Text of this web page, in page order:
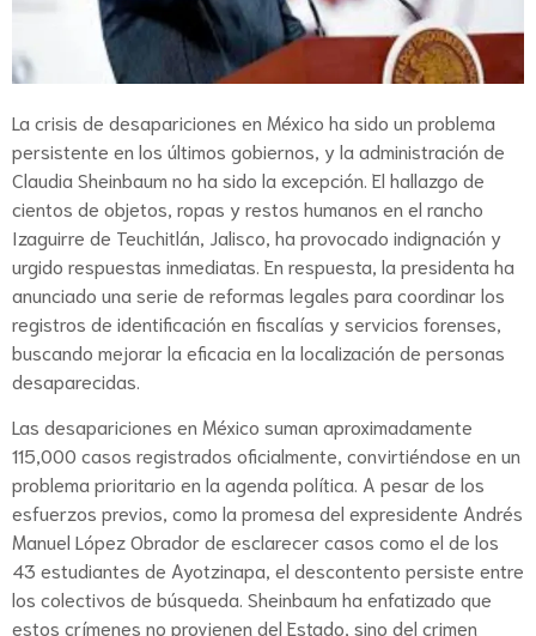
La crisis de desapariciones en México ha sido un problema
persistente en los últimos gobiernos, y la administración de
Claudia Sheinbaum no ha sido la excepción. El hallazgo de
cientos de objetos, ropas y restos humanos en el rancho
Izaguirre de Teuchitlán, Jalisco, ha provocado indignación y
urgido respuestas inmediatas. En respuesta, la presidenta ha
anunciado una serie de reformas legales para coordinar los
registros de identificación en fiscalías y servicios forenses,
buscando mejorar la eficacia en la localización de personas
desaparecidas.
Las desapariciones en México suman aproximadamente
115,000 casos registrados oficialmente, convirtiéndose en un
problema prioritario en la agenda política. A pesar de los
esfuerzos previos, como la promesa del expresidente Andrés
Manuel López Obrador de esclarecer casos como el de los
43 estudiantes de Ayotzinapa, el descontento persiste entre
los colectivos de búsqueda. Sheinbaum ha enfatizado que
estos crímenes no provienen del Estado, sino del crimen